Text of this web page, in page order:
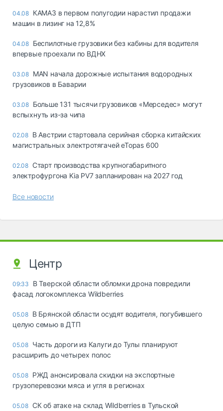
04.08 КАМАЗ в первом полугодии нарастил продажи
машин в лизинг на 12,8%
04.08 Беспилотные грузовики без кабины для водителя
впервые проехали по ВДНХ
03.08 MAN начала дорожные испытания водородных
грузовиков в Баварии
03.08 Больше 131 тысячи грузовиков «Мерседес» могут
вспыхнуть из-за чипа
02.08 В Австрии стартовала серийная сборка китайских
магистральных электротягачей eTopas 600
02.08 Старт производства крупногабаритного
электрофургона Kia PV7 запланирован на 2027 год
Все новости
Центр
09:33
В Тверской области обломки дрона повредили
фасад логокомплекса Wildberries
05.08 В Брянской области осудят водителя, погубившего
целую семью в ДТП
05.08 Часть дороги из Калуги до Тулы планируют
расширить до четырех полос
05.08 РЖД анонсировала скидки на экспортные
грузоперевозки мяса и угля в регионах
05.08 СК об атаке на склад Wildberries в Тульской